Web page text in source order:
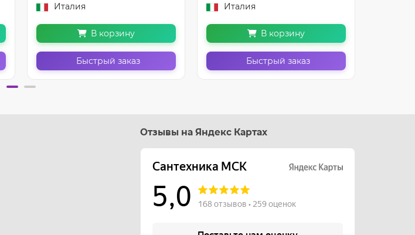
Италия
В корзину
Быстрый заказ
Италия
В корзину
Быстрый заказ
Отзывы на Яндекс Картах